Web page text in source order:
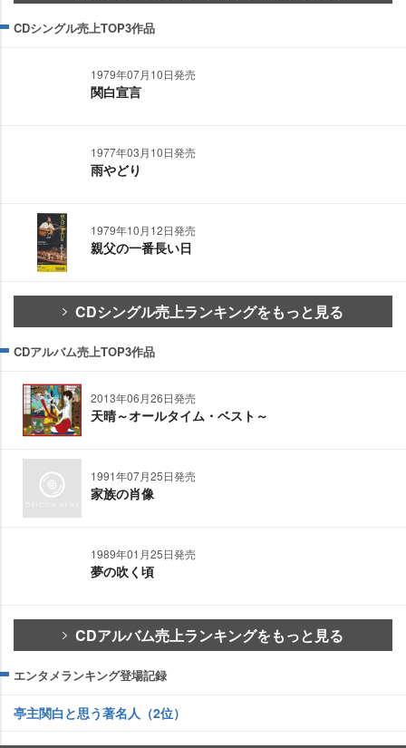
CDシングル売上TOP3作品
1979年07月10日発売
関白宣言
1977年03月10日発売
雨やどり
1979年10月12日発売
親父の一番長い日
CDシングル売上ランキングをもっと見る
CDアルバム売上TOP3作品
2013年06月26日発売
天晴～オールタイム・ベスト～
1991年07月25日発売
家族の肖像
1989年01月25日発売
夢の吹く頃
CDアルバム売上ランキングをもっと見る
エンタメランキング登場記録
亭主関白と思う著名人（2位）